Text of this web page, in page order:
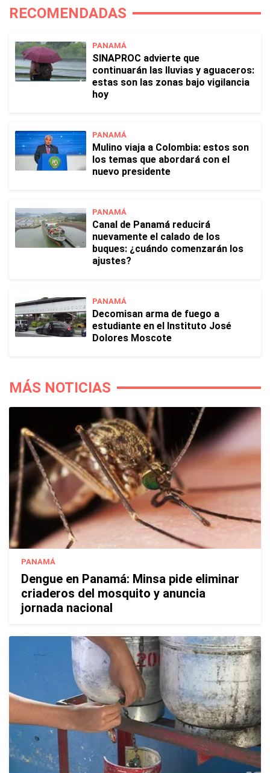
RECOMENDADAS
PANAMÁ
SINAPROC advierte que
continuarán las lluvias y aguaceros:
estas son las zonas bajo vigilancia
hoy
PANAMÁ
Mulino viaja a Colombia: estos son
los temas que abordará con el
nuevo presidente
PANAMÁ
Canal de Panamá reducirá
nuevamente el calado de los
buques: ¿cuándo comenzarán los
ajustes?
PANAMÁ
Decomisan arma de fuego a
estudiante en el Instituto José
Dolores Moscote
MÁS NOTICIAS
PANAMÁ
Dengue en Panamá: Minsa pide eliminar
criaderos del mosquito y anuncia
jornada nacional